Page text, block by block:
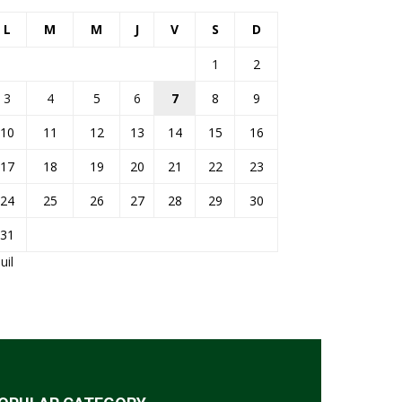
L M M J V S D
1
2
3
4 5 6 7 8
9
10
11 12 13 14 15
16
17
18 19 20 21 22
23
24
25 26 27 28 29
30
31